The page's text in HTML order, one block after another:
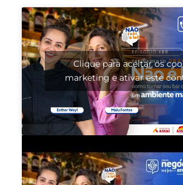
Clique para aceitar os
marketing e ativar este